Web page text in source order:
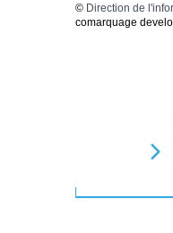
© Direction de
comarquage